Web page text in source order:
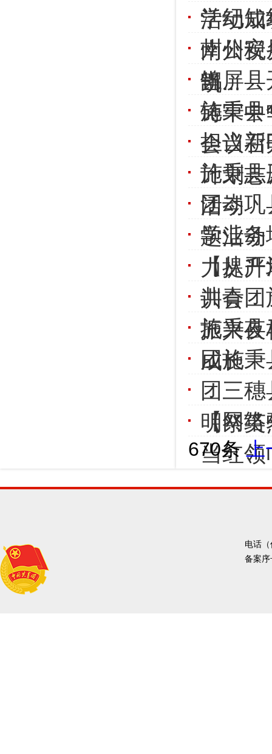
活动成
学纪
南州税
凯...
州公安
当
锦屏县
铸牢中
施秉县
会议召
担当
计划志
施秉县
活动
团岑巩
题活动
学业
力提
【从
训会
共青团
振兴夜
施秉县
成长
团施
团三
明祭
【网
当红
670条 上
电话
备案序